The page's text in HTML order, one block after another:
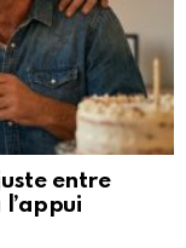
entre